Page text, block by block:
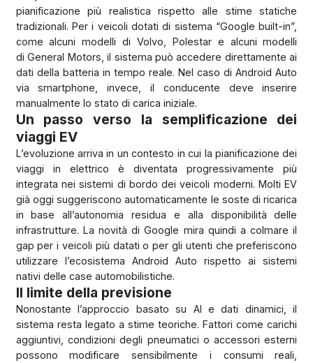
pianificazione più realistica rispetto alle stime statiche
tradizionali. Per i veicoli dotati di sistema “Google built-in”,
come alcuni modelli di Volvo, Polestar e alcuni modelli
di General Motors, il sistema può accedere direttamente ai
dati della batteria in tempo reale. Nel caso di Android Auto
via smartphone, invece, il conducente deve inserire
manualmente lo stato di carica iniziale.
Un passo verso la semplificazione dei
viaggi EV
L’evoluzione arriva in un contesto in cui la pianificazione dei
viaggi in elettrico è diventata progressivamente più
integrata nei sistemi di bordo dei veicoli moderni. Molti EV
già oggi suggeriscono automaticamente le soste di ricarica
in base all’autonomia residua e alla disponibilità delle
infrastrutture. La novità di Google mira quindi a colmare il
gap per i veicoli più datati o per gli utenti che preferiscono
utilizzare l’ecosistema Android Auto rispetto ai sistemi
nativi delle case automobilistiche.
Il limite della previsione
Nonostante l’approccio basato su AI e dati dinamici, il
sistema resta legato a stime teoriche. Fattori come carichi
aggiuntivi, condizioni degli pneumatici o accessori esterni
possono modificare sensibilmente i consumi reali,